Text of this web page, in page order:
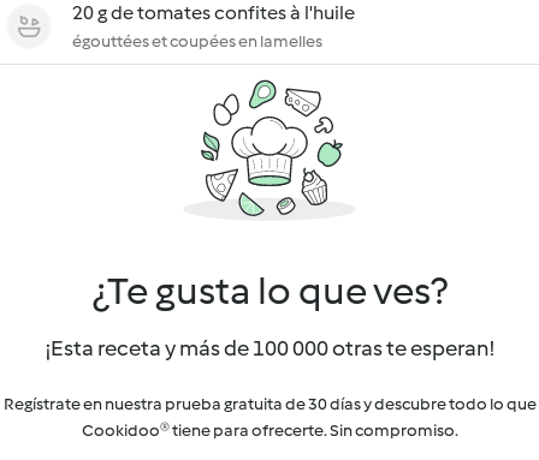
20 g de tomates confites à l'huile
égouttées et coupées en lamelles
¿Te gusta lo que ves?
¡Esta receta y más de 100 000 otras te esperan!
Regístrate en nuestra prueba gratuita de 30 días y descubre todo lo que
Cookidoo® tiene para ofrecerte. Sin compromiso.